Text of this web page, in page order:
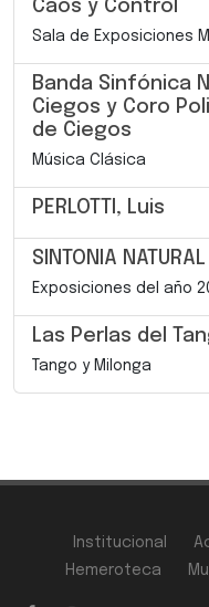
Caos y Control
Sala de Exposiciones
Banda Sinfónica
Ciegos y Coro
de Ciegos
Música Clásica
PERLOTTI, Luis
SINTONIA NATURAL
Exposiciones del año
Las Perlas del
Tango y Milonga
Institucional
Hemeroteca